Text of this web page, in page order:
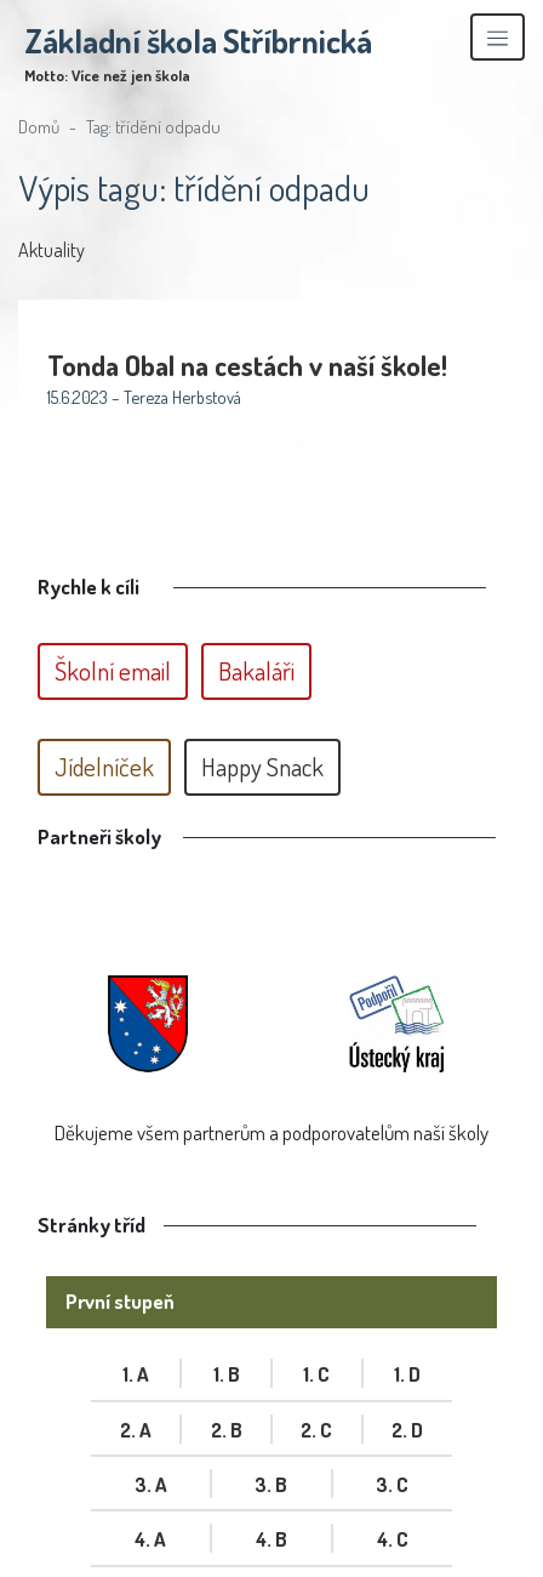
Základní škola Stříbrnická
Motto: Více než jen škola
Domů Tag: třídění odpadu
Výpis tagu: třídění odpadu
Aktuality
Tonda Obal na cestách v naší škole!
15.6.2023 – Tereza Herbstová
Rychle k cíli
Školní email Bakaláři
Jídelníček Happy Snack
Partneři školy
Děkujeme všem partnerům a podporovatelům naší školy
Stránky tříd
První stupeň
1. A 1. B 1. C 1. D
2. A 2. B 2. C 2. D
3. A 3. B 3. C
4. A 4. B 4. C